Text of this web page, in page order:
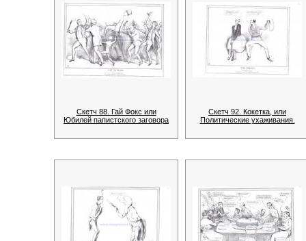
Скетч 88. Гай Фокс или
Юбилей папистского заговора
Скетч 92. Кокетка, или
Политические ухаживания.